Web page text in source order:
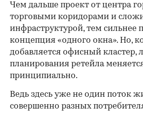
Чем дальше проект от центра
торговыми коридорами и
инфраструктурой, тем сильнее
концепция «одного окна». Но,
добавляется офисный кластер,
планирования ретейла
принципиально.
Ведь здесь уже не один поток
совершенно разных